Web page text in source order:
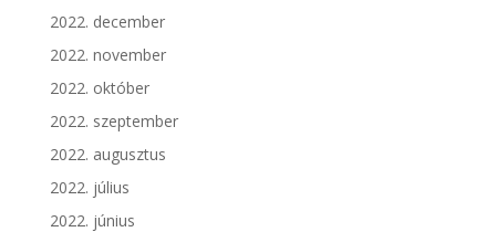
2022. december
2022. november
2022. október
2022. szeptember
2022. augusztus
2022. július
2022. június